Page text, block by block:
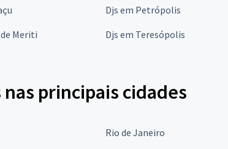
Djs em Petrópolis
Meriti Djs em Teresópolis
principais cidades
Rio de Janeiro